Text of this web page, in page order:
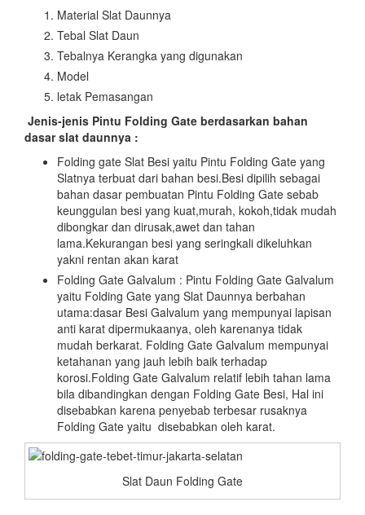
Material Slat Daunnya
Tebal Slat Daun
Tebalnya Kerangka yang digunakan
Model
letak Pemasangan
Jenis-jenis Pintu Folding Gate berdasarkan bahan
dasar slat daunnya :
Folding gate Slat Besi yaitu Pintu Folding Gate yang
Slatnya terbuat dari bahan besi.Besi dipilih sebagai
bahan dasar pembuatan Pintu Folding Gate sebab
keunggulan besi yang kuat,murah, kokoh,tidak mudah
dibongkar dan dirusak,awet dan tahan
lama.Kekurangan besi yang seringkali dikeluhkan
yakni rentan akan karat
Folding Gate Galvalum : Pintu Folding Gate Galvalum
yaitu Folding Gate yang Slat Daunnya berbahan
utama:dasar Besi Galvalum yang mempunyai lapisan
anti karat dipermukaanya, oleh karenanya tidak
mudah berkarat. Folding Gate Galvalum mempunyai
ketahanan yang jauh lebih baik terhadap
korosi.Folding Gate Galvalum relatif lebih tahan lama
bila dibandingkan dengan Folding Gate Besi, Hal ini
disebabkan karena penyebab terbesar rusaknya
Folding Gate yaitu disebabkan oleh karat.
Slat Daun Folding Gate